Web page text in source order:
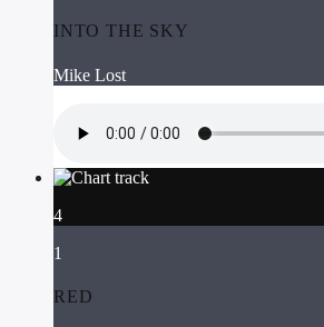
INTO THE SKY
Mike Lost
4
1
RED